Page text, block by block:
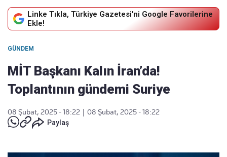
Linke Tıkla, Türkiye Gazetesi'ni Google Favorilerine
Ekle!
GÜNDEM
MİT Başkanı Kalın İran’da!
Toplantının gündemi Suriye
08 Şubat, 2025 - 18:22
08 Şubat, 2025 - 18:22
Paylaş